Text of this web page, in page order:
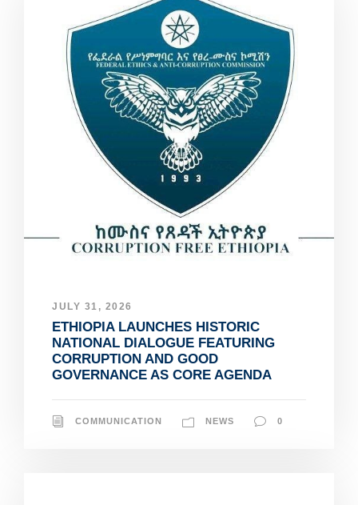
JULY 31, 2026
ETHIOPIA LAUNCHES HISTORIC
NATIONAL DIALOGUE FEATURING
CORRUPTION AND GOOD
GOVERNANCE AS CORE AGENDA
COMMUNICATION NEWS 0